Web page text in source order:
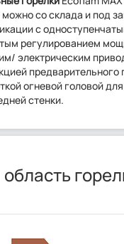
со склада и под
с
регулированием
электрическим
предварительного
огневой головой
стенки.